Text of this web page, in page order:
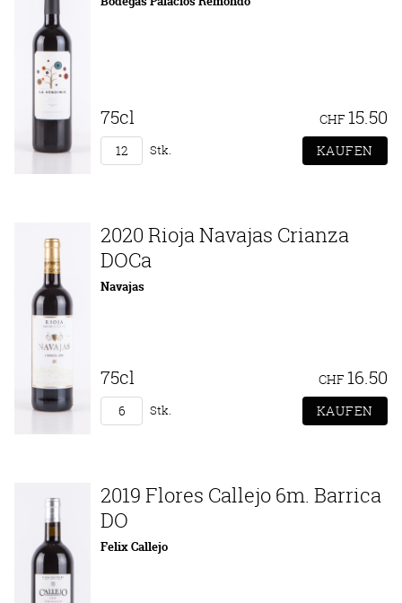
75cl CHF 15.50
Stk.
2020 Rioja Navajas Crianza
DOCa
Navajas
75cl CHF 16.50
Stk.
2019 Flores Callejo 6m. Barrica
DO
Felix Callejo